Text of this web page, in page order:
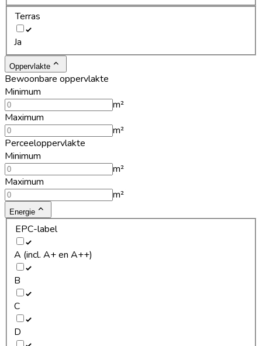
Terras
Ja
Oppervlakte
Bewoonbare oppervlakte
Minimum
m²
Maximum
m²
Perceeloppervlakte
Minimum
m²
Maximum
m²
Energie
EPC-label
A (incl. A+ en A++)
B
C
D